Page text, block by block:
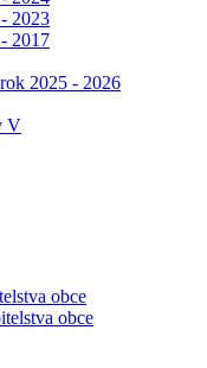
2023
2017
2025 - 2026
V
obce
obce